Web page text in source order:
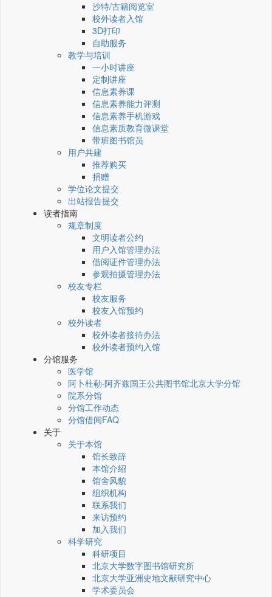
沙特/古籍阅览室
校外读者入馆
3D打印
自助服务
教学与培训
一小时讲座
定制讲座
信息素养课
信息素养能力评测
信息素养手机游戏
信息素质教育微课堂
带班图书馆员
用户共建
推荐购买
捐赠
学位论文提交
出站报告提交
读者指南
规章制度
文明读者公约
用户入馆管理办法
借阅证件管理办法
参观拍摄管理办法
校友专栏
校友服务
校友入馆预约
校外读者
校外读者接待办法
校外读者预约入馆
分馆服务
医学馆
阿卜杜勒·阿齐兹国王公共图书馆北京大学分馆
院系分馆
分馆工作动态
分馆借阅FAQ
关于
关于本馆
馆长致辞
本馆介绍
馆舍风貌
组织机构
联系我们
来访预约
加入我们
科学研究
科研项目
北京大学数字图书馆研究所
北京大学亚洲史地文献研究中心
学术委员会